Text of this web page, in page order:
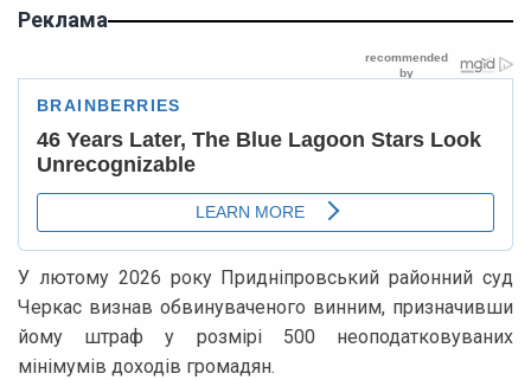
Реклама
У лютому 2026 року Придніпровський районний суд
Черкас визнав обвинуваченого винним, призначивши
йому штраф у розмірі 500 неоподатковуваних
мінімумів доходів громадян.